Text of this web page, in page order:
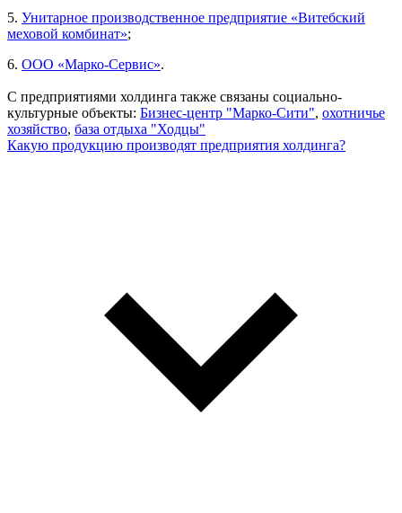
5. Унитарное производственное предприятие «Витебский
меховой комбинат»;
6. ООО «Марко-Сервис».
С предприятиями холдинга также связаны социально-
культурные объекты: Бизнес-центр "Марко-Сити", охотничье
хозяйство, база отдыха "Ходцы"
Какую продукцию производят предприятия холдинга?